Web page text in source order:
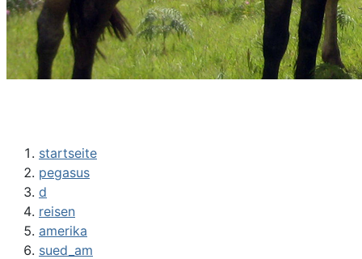
startseite
pegasus
d
reisen
amerika
sued_am